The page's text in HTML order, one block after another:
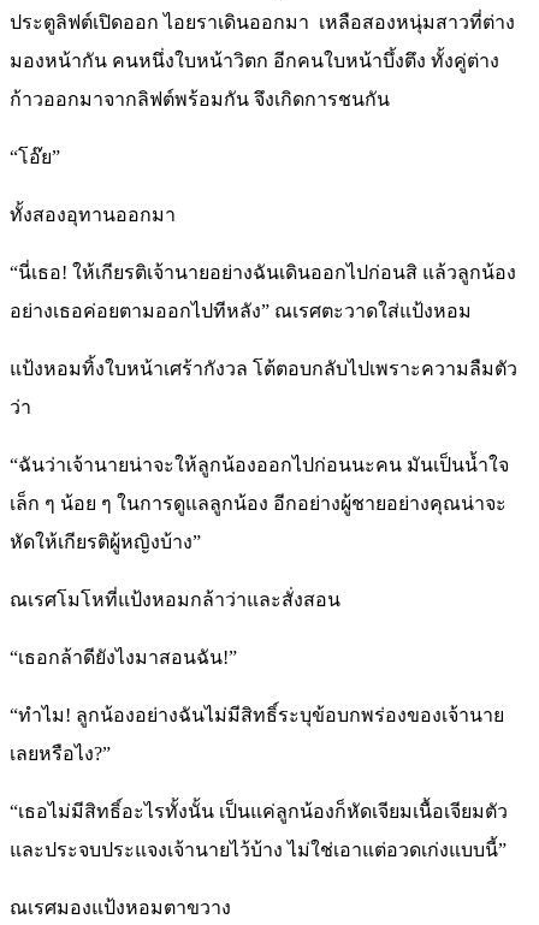
ประตูลิฟต์เปิดออก ไอยราเดินออกมา เหลือสองหนุ่มสาวที่ต่าง
มองหน้ากัน คนหนึ่งใบหน้าวิตก อีกคนใบหน้าบึ้งตึง ทั้งคู่ต่าง
ก้าวออกมาจากลิฟต์พร้อมกัน จึงเกิดการชนกัน
“โอ๊ย”
ทั้งสองอุทานออกมา
“นี่เธอ! ให้เกียรติเจ้านายอย่างฉันเดินออกไปก่อนสิ แล้วลูกน้อง
อย่างเธอค่อยตามออกไปทีหลัง” ณเรศตะวาดใส่แป้งหอม
แป้งหอมทิ้งใบหน้าเศร้ากังวล โต้ตอบกลับไปเพราะความลืมตัว
ว่า
“ฉันว่าเจ้านายน่าจะให้ลูกน้องออกไปก่อนนะคน มันเป็นน้ำใจ
เล็ก ๆ น้อย ๆ ในการดูแลลูกน้อง อีกอย่างผู้ชายอย่างคุณน่าจะ
หัดให้เกียรติผู้หญิงบ้าง”
ณเรศโมโหที่แป้งหอมกล้าว่าและสั่งสอน
“เธอกล้าดียังไงมาสอนฉัน!”
“ทำไม! ลูกน้องอย่างฉันไม่มีสิทธิ์ระบุข้อบกพร่องของเจ้านาย
เลยหรือไง?”
“เธอไม่มีสิทธิ์อะไรทั้งนั้น เป็นแค่ลูกน้องก็หัดเจียมเนื้อเจียมตัว
และประจบประแจงเจ้านายไว้บ้าง ไม่ใช่เอาแต่อวดเก่งแบบนี้”
ณเรศมองแป้งหอมตาขวาง